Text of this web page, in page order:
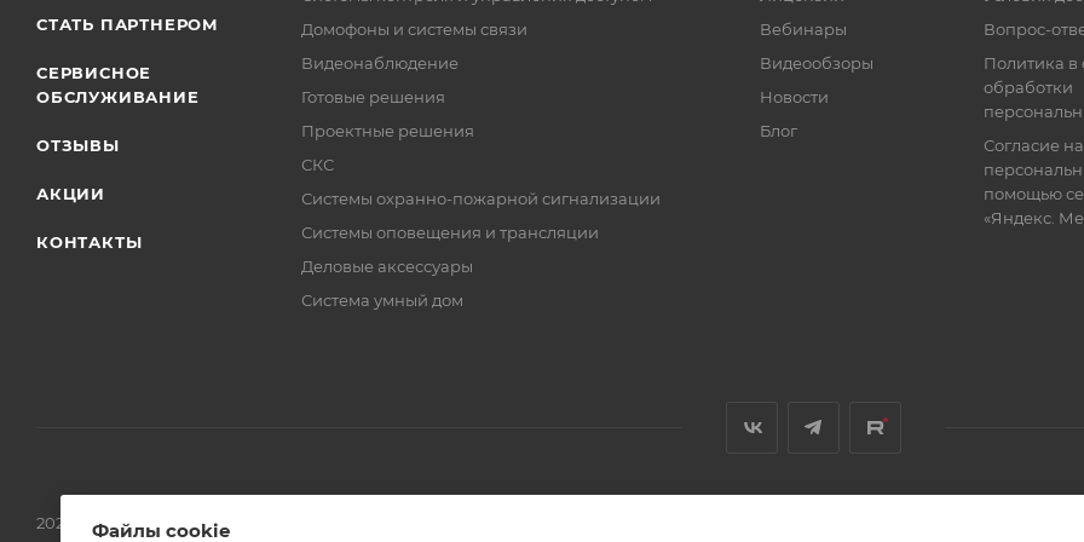
СТАТЬ ПАРТНЕРОМ
СЕРВИСНОЕ
ОБСЛУЖИВАНИЕ
ОТЗЫВЫ
АКЦИИ
КОНТАКТЫ
Домофоны и системы связи
Видеонаблюдение
Готовые решения
Проектные решения
СКС
Системы охранно-пожарной сигнализации
Системы оповещения и трансляции
Деловые аксессуары
Система умный дом
Вебинары
Видеообзоры
Новости
Блог
Вопрос-
Политика
обработки
Согласие
помощью
«Яндекс.
2026 © Обращаем Ваше внимание на то, что вся информация, размещенная на сайте, носит информационный характер и не
Файлы cookie